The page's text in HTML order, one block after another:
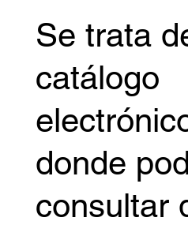
Se trata
catálogo
donde
consultar